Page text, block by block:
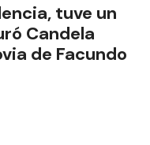
tuve un
Candela
de Facundo